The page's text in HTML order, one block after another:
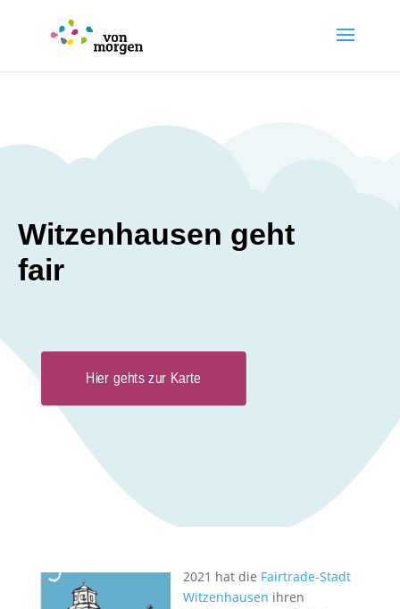
Witzenhausen geht
fair
Hier gehts zur Karte
2021 hat die Fairtrade-Stadt
Witzenhausen ihren